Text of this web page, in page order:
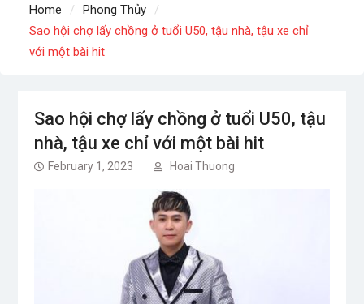
Lời bài hát Chúng Ta của Hiện Tại – Sơn Tùng M-
TP – Full lyrics bản chuẩn
Home
Phong Thủy
Sao hội chợ lấy chồng ở tuổi U50, tậu nhà, tậu xe chỉ
với một bài hit
Sao hội chợ lấy chồng ở tuổi U50, tậu
nhà, tậu xe chỉ với một bài hit
February 1, 2023 Hoai Thuong